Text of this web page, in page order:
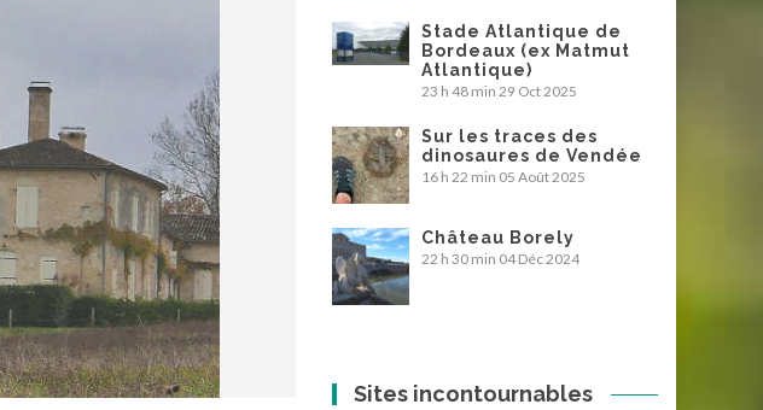
Stade Atlantique de
Bordeaux (ex Matmut
Atlantique)
23 h 48 min 29 Oct 2025
Sur les traces des
dinosaures de Vendée
16 h 22 min 05 Août 2025
Château Borely
22 h 30 min 04 Déc 2024
Sites incontournables